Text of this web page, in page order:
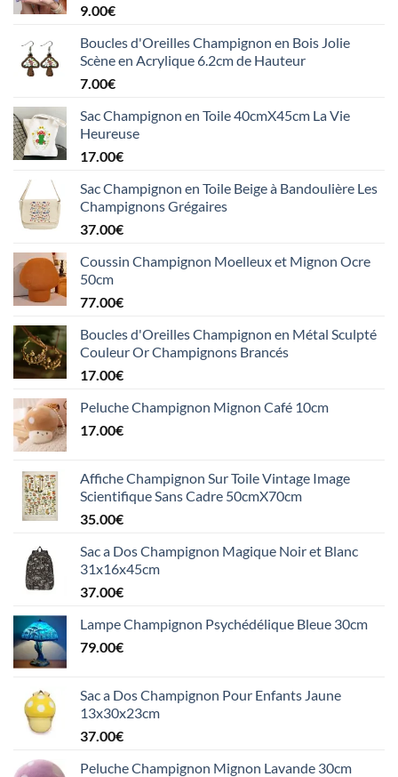
9.00€
Boucles d'Oreilles Champignon en Bois Jolie
Scène en Acrylique 6.2cm de Hauteur
7.00€
Sac Champignon en Toile 40cmX45cm La Vie
Heureuse
17.00€
Sac Champignon en Toile Beige à Bandoulière Les
Champignons Grégaires
37.00€
Coussin Champignon Moelleux et Mignon Ocre
50cm
77.00€
Boucles d'Oreilles Champignon en Métal Sculpté
Couleur Or Champignons Brancés
17.00€
Peluche Champignon Mignon Café 10cm
17.00€
Affiche Champignon Sur Toile Vintage Image
Scientifique Sans Cadre 50cmX70cm
35.00€
Sac a Dos Champignon Magique Noir et Blanc
31x16x45cm
37.00€
Lampe Champignon Psychédélique Bleue 30cm
79.00€
Sac a Dos Champignon Pour Enfants Jaune
13x30x23cm
37.00€
Peluche Champignon Mignon Lavande 30cm